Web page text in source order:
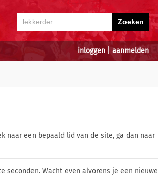
inloggen aanmelden
naar een bepaald lid van de site, ga dan naar
seconden. Wacht even alvorens je een nieuwe